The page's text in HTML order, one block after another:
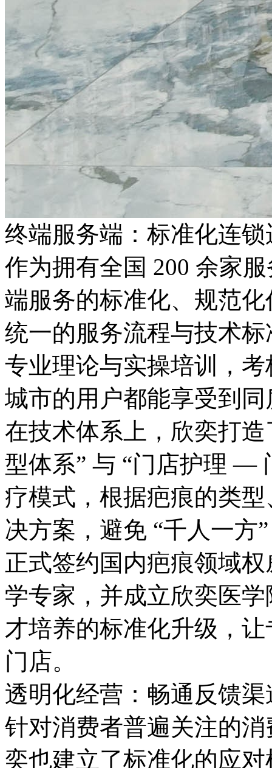
终端服务端：标准化连
作为拥有全国 200 余家
端服务的标准化、规范
统一的服务流程与技术
专业理论与实操培训，
城市的用户都能享受到
在技术体系上，欣奕打
型体系” 与 “门店护理 —
疗模式，根据疤痕的类
决方案，避免 “千人一方
正式签约国内疤痕领域
学专家，并成立欣奕医
才培养的标准化升级，
门店。
透明化经营：畅通反馈
针对消费者普遍关注的
奕也建立了标准化的应